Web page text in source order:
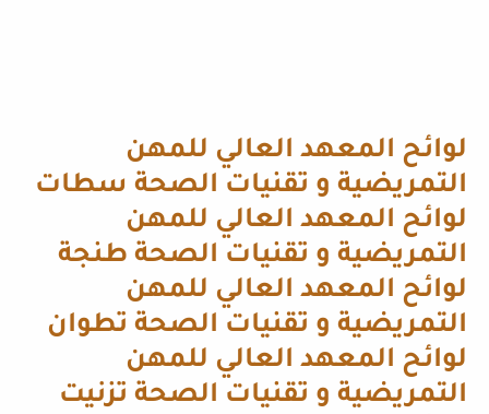
لوائح المعهد العالي للمهن
التمريضية و تقنيات الصحة سطات
لوائح المعهد العالي للمهن
التمريضية و تقنيات الصحة طنجة
لوائح المعهد العالي للمهن
التمريضية و تقنيات الصحة تطوان
لوائح المعهد العالي للمهن
التمريضية و تقنيات الصحة تزنيت